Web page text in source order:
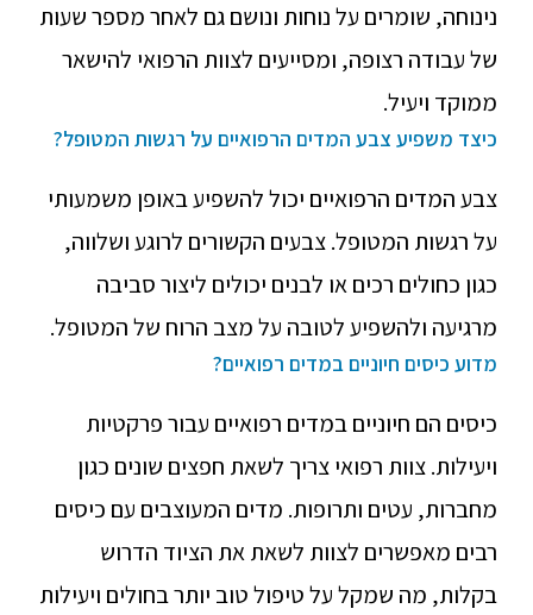
נינוחה, שומרים על נוחות ונושם גם לאחר מספר שעות
של עבודה רצופה, ומסייעים לצוות הרפואי להישאר
ממוקד ויעיל.
כיצד משפיע צבע המדים הרפואיים על רגשות המטופל?
צבע המדים הרפואיים יכול להשפיע באופן משמעותי
על רגשות המטופל. צבעים הקשורים לרוגע ושלווה,
כגון כחולים רכים או לבנים יכולים ליצור סביבה
מרגיעה ולהשפיע לטובה על מצב הרוח של המטופל.
מדוע כיסים חיוניים במדים רפואיים?
כיסים הם חיוניים במדים רפואיים עבור פרקטיות
ויעילות. צוות רפואי צריך לשאת חפצים שונים כגון
מחברות, עטים ותרופות. מדים המעוצבים עם כיסים
רבים מאפשרים לצוות לשאת את הציוד הדרוש
בקלות, מה שמקל על טיפול טוב יותר בחולים ויעילות